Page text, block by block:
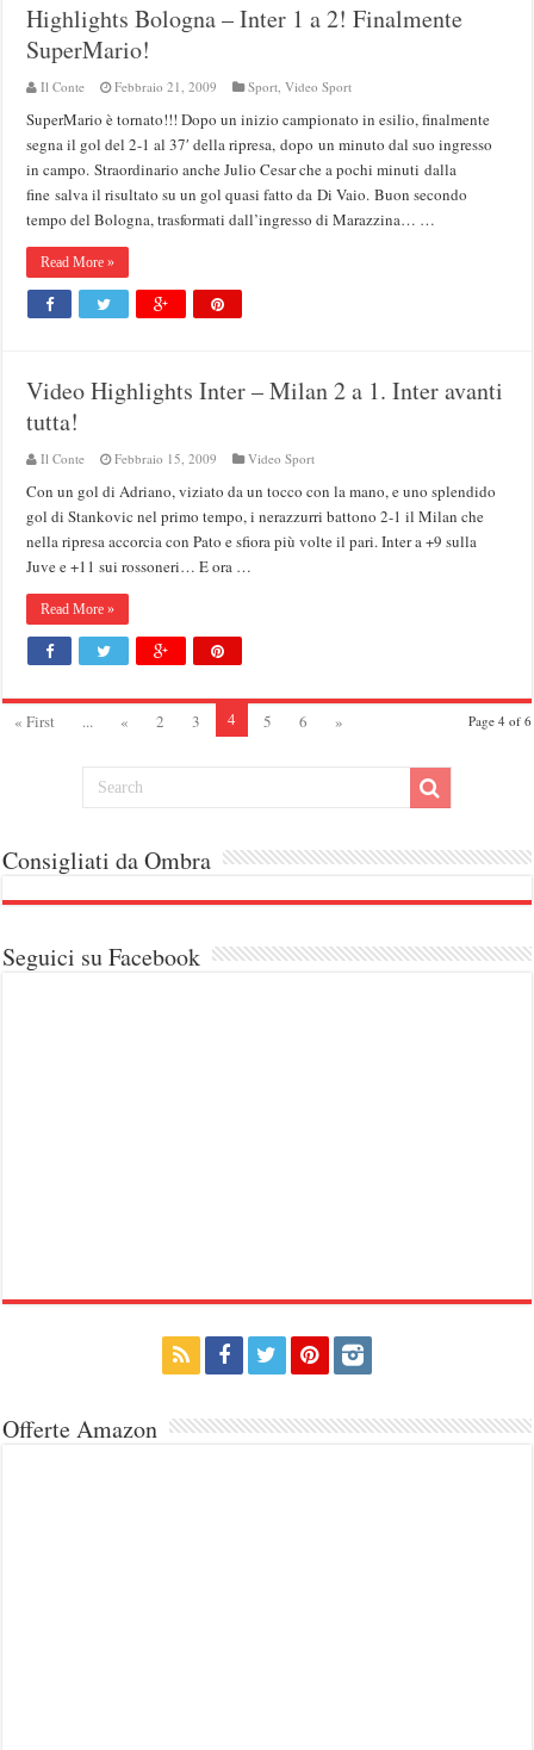
Highlights Bologna – Inter 1 a 2! Finalmente
SuperMario!
Il Conte Febbraio 21, 2009 Sport,Video Sport
SuperMario è tornato!!! Dopo un inizio campionato in esilio, finalmente
segna il gol del 2-1 al 37′ della ripresa, dopo un minuto dal suo ingresso
in campo. Straordinario anche Julio Cesar che a pochi minuti dalla
fine salva il risultato su un gol quasi fatto da Di Vaio. Buon secondo
tempo del Bologna, trasformati dall’ingresso di Marazzina… …
Read More »
Video Highlights Inter – Milan 2 a 1. Inter avanti
tutta!
Il Conte Febbraio 15, 2009 Video Sport
Con un gol di Adriano, viziato da un tocco con la mano, e uno splendido
gol di Stankovic nel primo tempo, i nerazzurri battono 2-1 il Milan che
nella ripresa accorcia con Pato e sfiora più volte il pari. Inter a +9 sulla
Juve e +11 sui rossoneri… E ora …
Read More »
Page 4 of 6
« First ... « 2 3 4 5 6 »
Consigliati da Ombra
Seguici su Facebook
Offerte Amazon